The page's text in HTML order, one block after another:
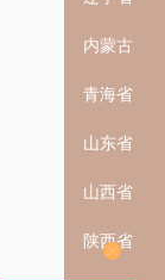
内蒙古
青海省
山东省
山西省
陕西省